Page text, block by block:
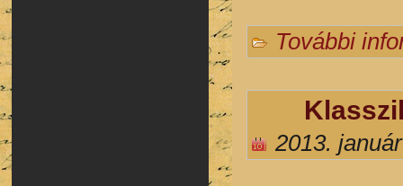
További
2013.